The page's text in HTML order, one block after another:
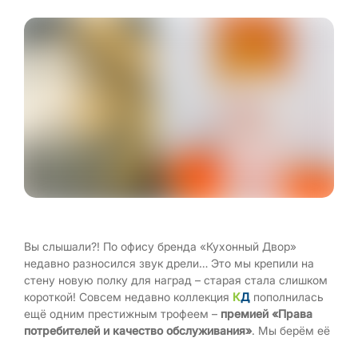
Вы слышали?! По офису бренда «Кухонный Двор»
недавно разносился звук дрели… Это мы крепили на
стену новую полку для наград – старая стала слишком
короткой! Совсем недавно коллекция КД пополнилась
ещё одним престижным трофеем – премией «Права
потребителей и качество обслуживания». Мы берём её